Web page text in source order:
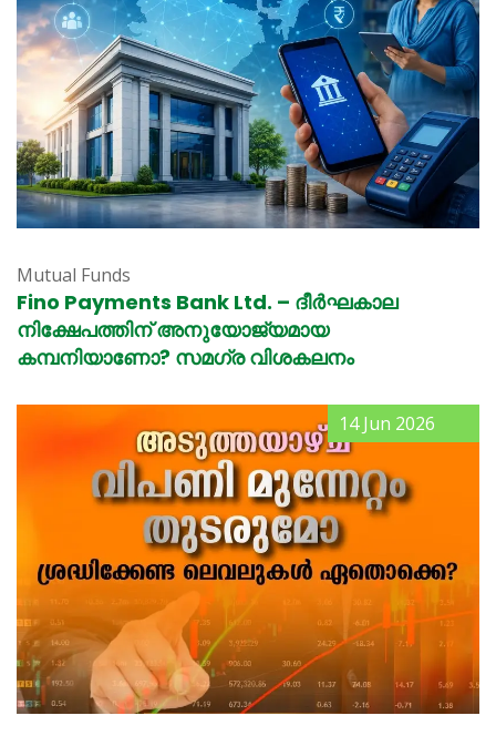
Mutual Funds
Fino Payments Bank Ltd. – ദീർഘകാല
നിക്ഷേപത്തിന് അനുയോജ്യമായ
കമ്പനിയാണോ? സമഗ്ര വിശകലനം
14 Jun 2026